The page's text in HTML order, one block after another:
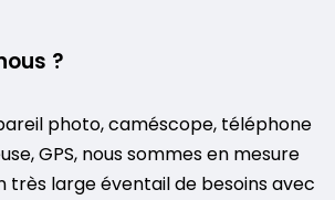
?
photo, caméscope, téléphone
GPS, nous sommes en mesure
très large éventail de besoins avec